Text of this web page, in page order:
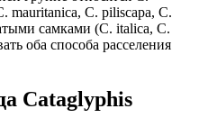
mauritanica, C. piliscapa, C.
самками (C. italica, C.
оба способа расселения
Cataglyphis